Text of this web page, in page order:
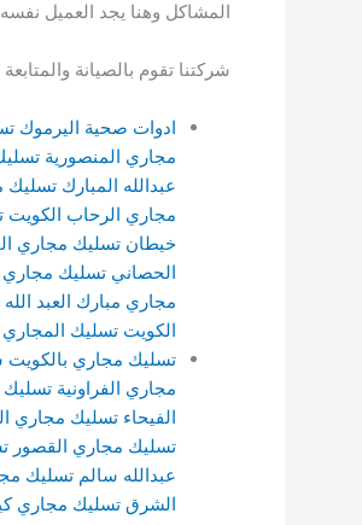
المشاكل وهنا يجد العميل
شركتنا تقوم بالصيانة
ادوات صحية اليرموك
مجاري المنصورية
عبدالله المبارك تسليك
مجاري الرحاب الكويت
خيطان تسليك مجاري
الحصاني تسليك مجاري
مجاري مبارك العبد الله
الكويت تسليك المجاري
تسليك مجاري بالكويت
مجاري الفراونية
الفيحاء تسليك مجاري
تسليك مجاري القصور
عبدالله سالم تسليك
الشرق تسليك مجاري